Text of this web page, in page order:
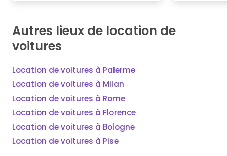
Autres lieux de location de
voitures
Location de voitures à Palerme
Location de voitures à Milan
Location de voitures à Rome
Location de voitures à Florence
Location de voitures à Bologne
Location de voitures à Pise